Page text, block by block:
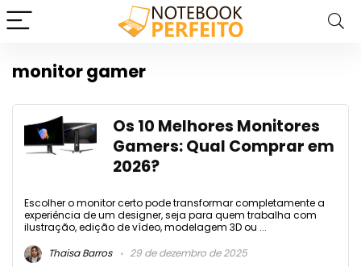
monitor gamer
Os 10 Melhores Monitores
Gamers: Qual Comprar em
2026?
Escolher o monitor certo pode transformar completamente a
experiência de um designer, seja para quem trabalha com
ilustração, edição de vídeo, modelagem 3D ou ...
Thaisa Barros
29 de dezembro de 2025